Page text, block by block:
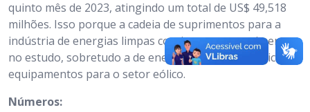
quinto mês de 2023, atingindo um total de US$ 49,518
milhões. Isso porque a cadeia de suprimentos para a
indústria de energias limpas continua em aquecimento
no estudo, sobretudo a de energia solar fotovoltaica e
equipamentos para o setor eólico.
Números: